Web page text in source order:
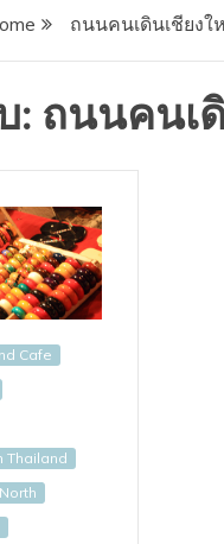
ถนนคนเดินเชียงใ
: ถนนคนเ
Cafe
Thailand
North